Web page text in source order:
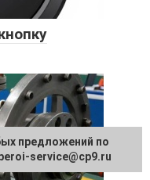
предложений по
service@cp9.ru